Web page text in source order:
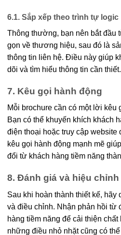
6.1. Sắp xếp theo trình tự logic
Thông thường, bạn nên bắt đầu
gọn về thương hiệu, sau đó là
thông tin liên hệ. Điều này giúp
dõi và tìm hiểu thông tin cần thiết.
7. Kêu gọi hành động
Mỗi brochure cần có một lời kêu
Bạn có thể khuyến khích khách
điện thoại hoặc truy cập website
kêu gọi hành động mạnh mẽ
đổi từ khách hàng tiềm năng
8. Đánh giá và hiệu chỉnh
Sau khi hoàn thành thiết kế, hãy
và điều chỉnh. Nhận phản hồi từ
hàng tiềm năng để cải thiện
những điều nhỏ nhặt cũng có